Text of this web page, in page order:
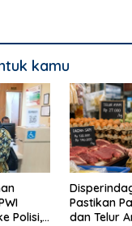
kamu
Polisi,
Pastikan
dan Telur